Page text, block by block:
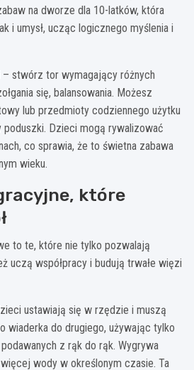
na dworze dla 10-latków, która
i umysł, ucząc logicznego myślenia i
– stwórz tor wymagający różnych
się, balansowania. Możesz
lub przedmioty codziennego użytku
Dzieci mogą rywalizować
co sprawia, że to świetna zabawa
wieku.
które
to te, które nie tylko pozwalają
uczą współpracy i budują trwałe więzi
ustawiają się w rzędzie i muszą
wiaderka do drugiego, używając tylko
z rąk do rąk. Wygrywa
wody w określonym czasie. Ta